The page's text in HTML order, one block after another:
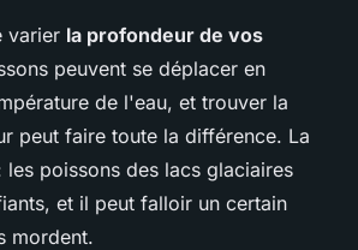
varier la profondeur de vos
peuvent se déplacer en
de l'eau, et trouver la
peut faire toute la différence. La
les poissons des lacs glaciaires
et il peut falloir un certain
mordent.